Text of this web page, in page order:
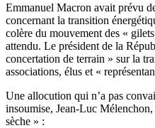
Emmanuel Macron avait prévu
concernant la transition
colère du mouvement des «
attendu. Le président de la
concertation de terrain » sur la
associations, élus et «
Une allocution qui n’a pas
insoumise, Jean-Luc
sèche » :